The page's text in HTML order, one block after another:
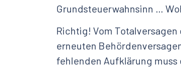
Grundsteuerwahnsinn …
Richtig! Vom
erneuten
fehlenden Aufklärung muss